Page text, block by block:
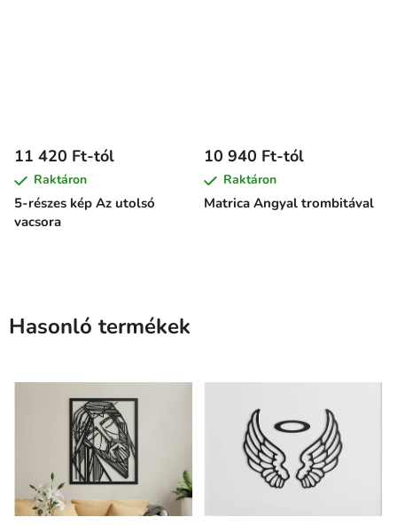
5-részes kép Az utolsó
vacsora
11 420 Ft-tól
Raktáron
Matrica Angyal trombitával
10 940 Ft-tól
Raktáron
Hasonló termékek